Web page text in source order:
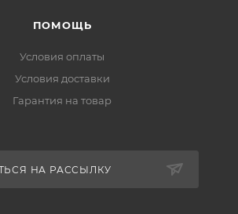
ПОМОЩЬ
Условия оплаты
Условия доставки
Гарантия на товар
НА РАССЫЛКУ